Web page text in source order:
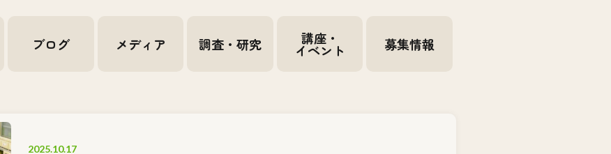
ブログ メディア 調査・研究 講座・
イベント 募集情報
2025.10.17